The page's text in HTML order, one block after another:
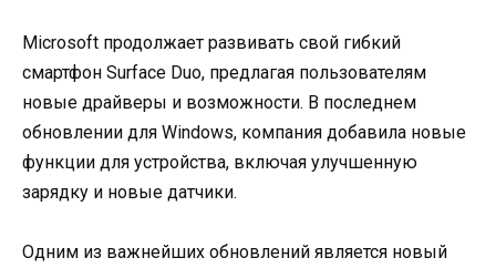
Microsoft продолжает развивать свой гибкий
смартфон Surface Duo, предлагая пользователям
новые драйверы и возможности. В последнем
обновлении для Windows, компания добавила новые
функции для устройства, включая улучшенную
зарядку и новые датчики.
Одним из важнейших обновлений является новый